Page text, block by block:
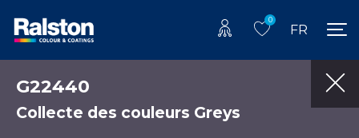
0
FR
G22440
Collecte des couleurs Greys